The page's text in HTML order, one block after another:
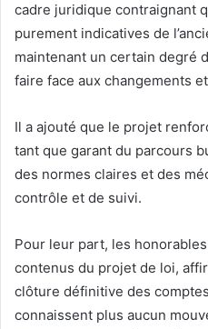
cadre juridique contraignant
purement indicatives de
maintenant un certain degré
faire face aux changements
Il a ajouté que le projet
tant que garant du parcours
des normes claires et des
contrôle et de suivi.
Pour leur part, les
contenus du projet de loi,
clôture définitive des
connaissent plus aucun